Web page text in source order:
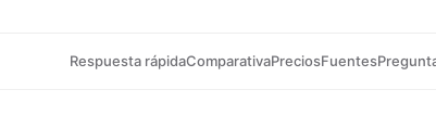
Respuesta rápidaComparativaPreciosFuentes